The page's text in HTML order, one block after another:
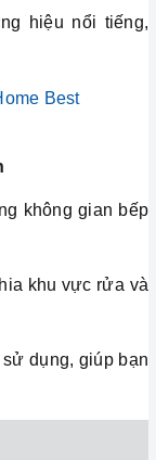
hiệu nổi tiếng,
không gian bếp
khu vực rửa và
dụng, giúp bạn